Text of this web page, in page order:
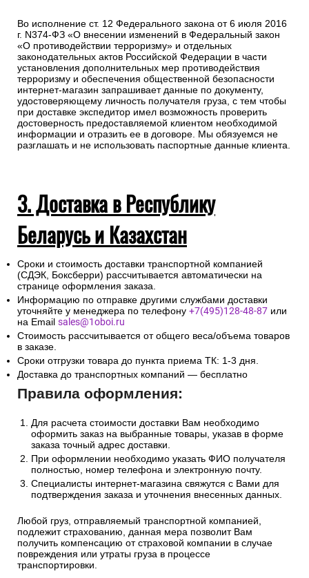
Во исполнение ст. 12 Федерального закона от 6 июля 2016
г. N374-ФЗ «О внесении изменений в Федеральный закон
«О противодействии терроризму» и отдельных
законодательных актов Российской Федерации в части
установления дополнительных мер противодействия
терроризму и обеспечения общественной безопасности
интернет-магазин запрашивает данные по документу,
удостоверяющему личность получателя груза, с тем чтобы
при доставке экспедитор имел возможность проверить
достоверность предоставляемой клиентом необходимой
информации и отразить ее в договоре. Мы обязуемся не
разглашать и не использовать паспортные данные клиента.
3. Доставка в Республику
Беларусь и Казахстан
Сроки и стоимость доставки транспортной компанией
(СДЭК, Боксберри) рассчитывается автоматически на
странице оформления заказа.
Информацию по отправке другими службами доставки
уточняйте у менеджера по телефону +7(495)128-48-87 или
на Email sales@1oboi.ru
Стоимость рассчитывается от общего веса/объема товаров
в заказе.
Сроки отгрузки товара до пункта приема ТК: 1-3 дня.
Доставка до транспортных компаний — бесплатно
Правила оформления:
Для расчета стоимости доставки Вам необходимо
оформить заказ на выбранные товары, указав в форме
заказа точный адрес доставки.
При оформлении необходимо указать ФИО получателя
полностью, номер телефона и электронную почту.
Специалисты интернет-магазина свяжутся с Вами для
подтверждения заказа и уточнения внесенных данных.
Любой груз, отправляемый транспортной компанией,
подлежит страхованию, данная мера позволит Вам
получить компенсацию от страховой компании в случае
повреждения или утраты груза в процессе
транспортировки.